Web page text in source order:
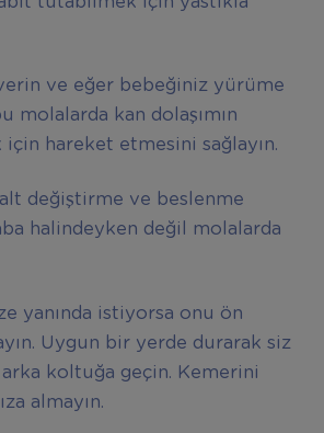
ve eğer bebeğiniz yürüme
molalarda kan dolaşımın
için hareket etmesini sağlayın.
değiştirme ve beslenme
halindeyken değil molalarda
yanında istiyorsa onu ön
Uygun bir yerde durarak siz
arka koltuğa geçin. Kemerini
almayın.